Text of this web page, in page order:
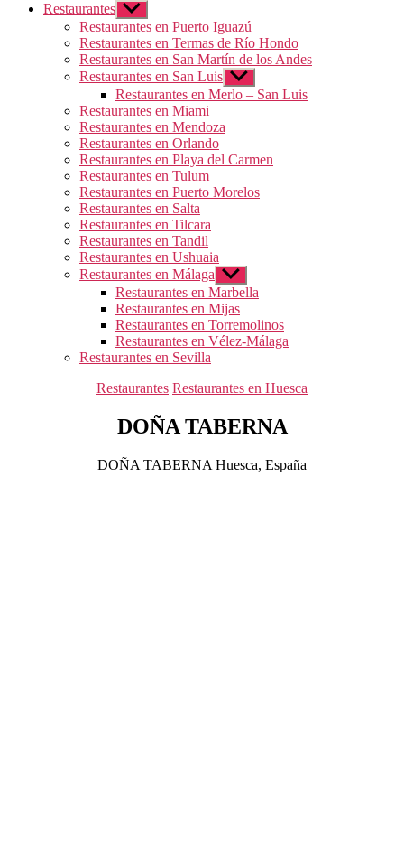
Restaurantes Mostrar
el
submenú
Restaurantes en Puerto Iguazú
Restaurantes en Termas de Río Hondo
Restaurantes en San Martín de los Andes
Restaurantes en San Luis Mostrar
el
submenú
Restaurantes en Merlo – San Luis
Restaurantes en Miami
Restaurantes en Mendoza
Restaurantes en Orlando
Restaurantes en Playa del Carmen
Restaurantes en Tulum
Restaurantes en Puerto Morelos
Restaurantes en Salta
Restaurantes en Tilcara
Restaurantes en Tandil
Restaurantes en Ushuaia
Restaurantes en Málaga Mostrar
el
submenú
Restaurantes en Marbella
Restaurantes en Mijas
Restaurantes en Torremolinos
Restaurantes en Vélez-Málaga
Restaurantes en Sevilla
Categorías
Restaurantes Restaurantes en Huesca
DOÑA TABERNA
DOÑA TABERNA Huesca, España